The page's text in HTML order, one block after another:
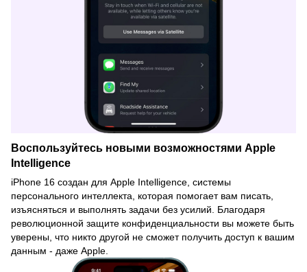
Воспользуйтесь новыми возможностями Apple
Intelligence
iPhone 16 создан для Apple Intelligence, системы
персонального интеллекта, которая помогает вам писать,
изъясняться и выполнять задачи без усилий. Благодаря
революционной защите конфиденциальности вы можете быть
уверены, что никто другой не сможет получить доступ к вашим
данным - даже Apple.